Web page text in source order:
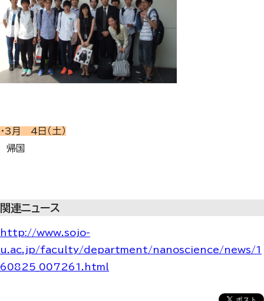
・3月 4日（土）
帰国
関連ニュース
http://www.sojo-
u.ac.jp/faculty/department/nanoscience/news/1
60825_007261.html